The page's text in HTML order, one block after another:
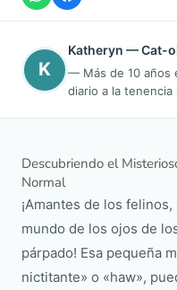
K
Katheryn — Cat-
— Más de 10 años
diario a la tenencia
Descubriendo el
Normal
¡Amantes de los
mundo de los ojos de
párpado! Esa pequeña
nictitante» o «haw»,